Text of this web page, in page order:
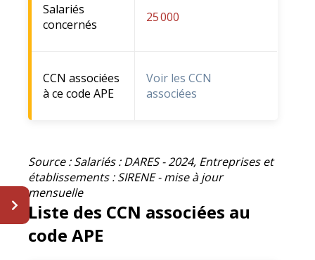
Salariés
concernés
25 000
CCN associées
à ce code APE
Voir les CCN
associées
Source : Salariés : DARES - 2024, Entreprises et
établissements : SIRENE - mise à jour
mensuelle
Liste des CCN associées au
code APE